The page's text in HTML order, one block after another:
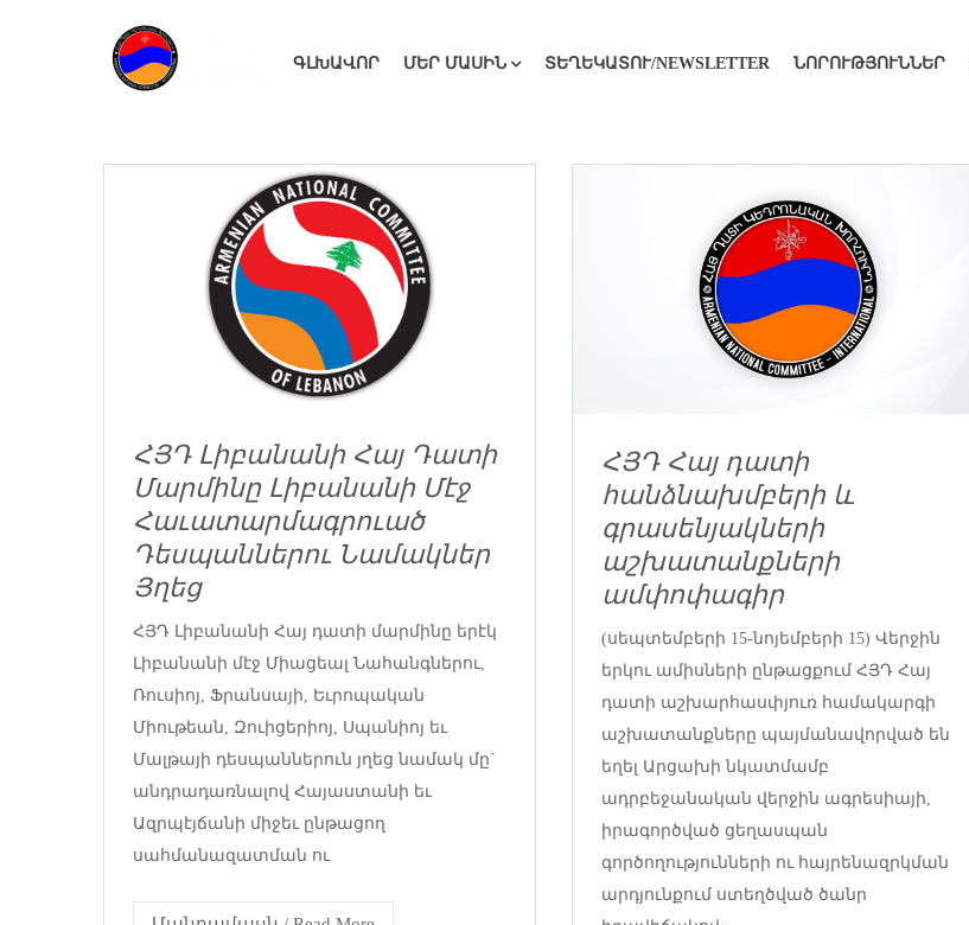
ԳԼԽԱՎՈՐ ՄԵՐ ՄԱՍԻՆ ՏԵՂԵԿԱՏՈՒ/NEWSLETTER ՆՈՐՈՒԹՅՈՒՆՆԵՐ
ՀՅԴ Լիբանանի Հայ Դատի
Մարմինը Լիբանանի Մէջ
Հաւատարմագրուած
Դեսպաններու Նամակներ
Յղեց
ՀՅԴ Լիբանանի Հայ դատի մարմինը երէկ
Լիբանանի մէջ Միացեալ Նահանգներու,
Ռուսիոյ, Ֆրանսայի, Եւրոպական
Միութեան, Զուիցերիոյ, Սպանիոյ եւ
Մալթայի դեսպաններուն յղեց նամակ մը`
անդրադառնալով Հայաստանի եւ
Ազրպէյճանի միջեւ ընթացող
սահմանազատման ու
ՀՅԴ Հայ դատի
հանձնախմբերի և
գրասենյակների
աշխատանքների
ամփոփագիր
(սեպտեմբերի 15-նոյեմբերի 15) Վերջին
երկու ամիսների ընթացքում ՀՅԴ Հայ
դատի աշխարհասփյուռ համակարգի
աշխատանքները պայմանավորված են
եղել Արցախի նկատմամբ
ադրբեջանական վերջին ագրեսիայի,
իրագործված ցեղասպան
գործողությունների ու հայրենազրկման
արդյունքում ստեղծված ծանր